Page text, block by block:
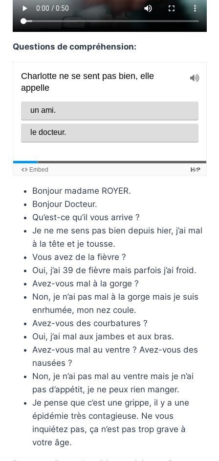
Questions de compréhension:
Bonjour madame ROYER.
Bonjour Docteur.
Qu’est-ce qu’il vous arrive ?
Je ne me sens pas bien depuis hier, j’ai mal
à la tête et je tousse.
Vous avez de la fièvre ?
Oui, j’ai 39 de fièvre mais parfois j’ai froid.
Avez-vous mal à la gorge ?
Non, je n’ai pas mal à la gorge mais je suis
enrhumée, mon nez coule.
Avez-vous des courbatures ?
Oui, j’ai mal aux jambes et aux bras.
Avez-vous mal au ventre ? Avez-vous des
nausées ?
Non, je n’ai pas mal au ventre mais je n’ai
pas d’appétit, je ne peux rien manger.
Je pense que c’est une grippe, il y a une
épidémie très contagieuse. Ne vous
inquiétez pas, ça n’est pas trop grave à
votre âge.